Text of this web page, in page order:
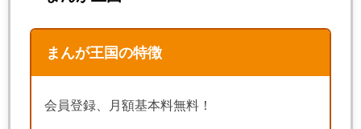
まんが王国の特徴
会員登録、月額基本料無料！